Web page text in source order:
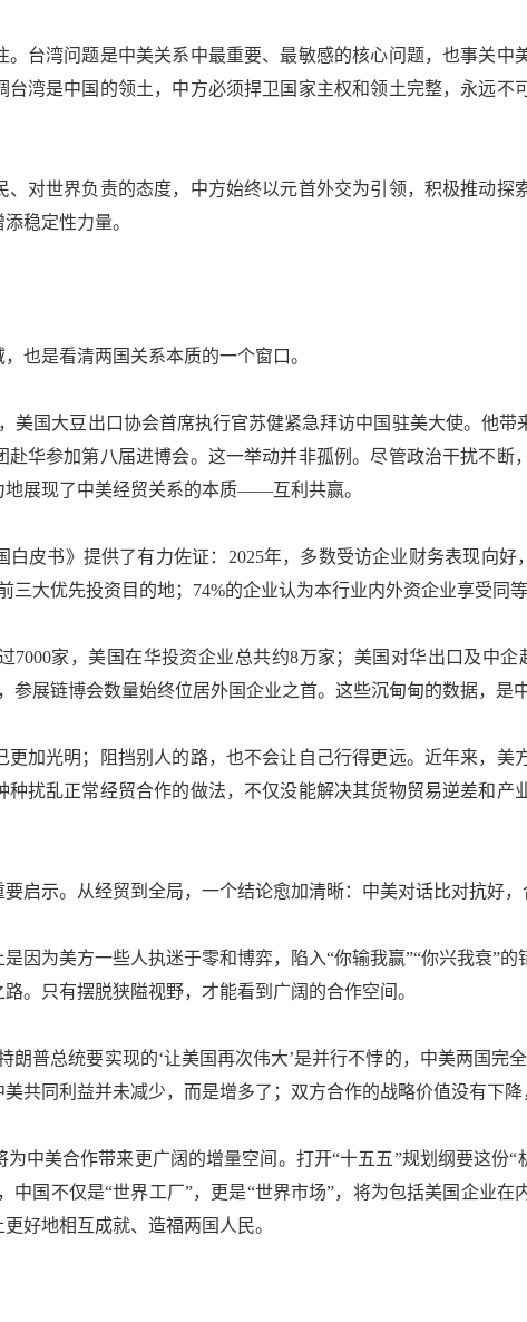
湾问题是中美关系中最重要、最敏感的核心问题，也事关中
湾是中国的领土，中方必须捍卫国家主权和领土完整，永远不
世界负责的态度，中方始终以元首外交为引领，积极推动探
稳定性力量。
是看清两国关系本质的一个窗口。
国大豆出口协会首席执行官苏健紧急拜访中国驻美大使。他带
华参加第八届进博会。这一举动并非孤例。尽管政治干扰不断
展现了中美经贸关系的本质——互利共赢。
书》提供了有力佐证：2025年，多数受访企业财务表现向好
大优先投资目的地；74%的企业认为本行业内外资企业享受同等
家，美国在华投资企业总共约8万家；美国对华出口及中企
展链博会数量始终位居外国企业之首。这些沉甸甸的数据，是
光明；阻挡别人的路，也不会让自己行得更远。近年来，美
扰乱正常经贸合作的做法，不仅没能解决其货物贸易逆差和产
示。从经贸到全局，一个结论愈加清晰：中美对话比对抗好，
为美方一些人执迷于零和博弈，陷入“你输我赢”“你兴我衰”的
。只有摆脱狭隘视野，才能看到广阔的合作空间。
普总统要实现的‘让美国再次伟大’是并行不悖的，中美两国完
共同利益并未减少，而是增多了；双方合作的战略价值没有下降
美合作带来更广阔的增量空间。打开“十五五”规划纲要这份“
国不仅是“世界工厂”，更是“世界市场”，将为包括美国企业在
好地相互成就、造福两国人民。